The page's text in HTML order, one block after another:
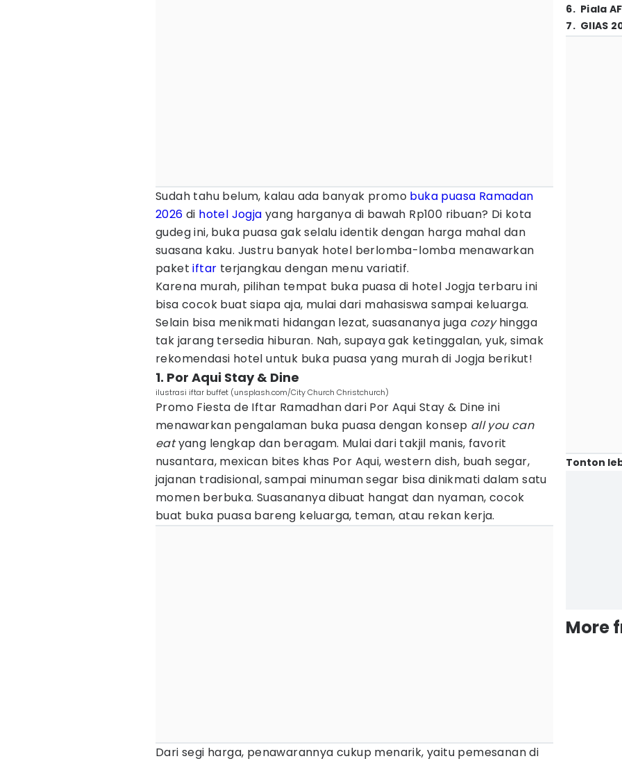
Sudah tahu belum, kalau ada banyak promo buka puasa Ramadan
2026 di hotel Jogja yang harganya di bawah Rp100 ribuan? Di kota
gudeg ini, buka puasa gak selalu identik dengan harga mahal dan
suasana kaku. Justru banyak hotel berlomba-lomba menawarkan
paketiftar terjangkau dengan menu variatif.
Karena murah, pilihan tempat buka puasa di hotel Jogja terbaru ini
bisa cocok buat siapa aja, mulai dari mahasiswa sampai keluarga.
Selain bisa menikmati hidangan lezat, suasananya juga cozyhingga
tak jarang tersedia hiburan. Nah, supaya gak ketinggalan, yuk, simak
rekomendasi hotel untuk buka puasa yang murah di Jogja berikut!
1. Por Aqui Stay & Dine
ilustrasi iftar buffet (unsplash.com/City Church Christchurch)
Promo Fiesta de Iftar Ramadhan dari Por Aqui Stay & Dine ini
menawarkan pengalaman buka puasa dengan konsep all you can
eatyang lengkap dan beragam. Mulai dari takjil manis, favorit
nusantara, mexican bites khas Por Aqui, western dish, buah segar,
jajanan tradisional, sampai minuman segar bisa dinikmati dalam satu
momen berbuka. Suasananya dibuat hangat dan nyaman, cocok
buat buka puasa bareng keluarga, teman, atau rekan kerja.
Dari segi harga, penawarannya cukup menarik, yaitu pemesanan di
6. Piala
7. GIIAS
Tonton
More